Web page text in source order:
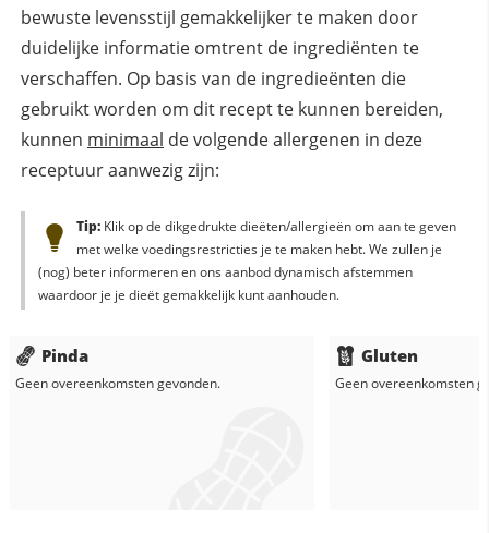
bewuste levensstijl gemakkelijker te maken door
duidelijke informatie omtrent de ingrediënten te
verschaffen. Op basis van de ingredieënten die
gebruikt worden om dit recept te kunnen bereiden,
kunnen minimaal de volgende allergenen in deze
receptuur aanwezig zijn:
Tip:Klik op de dikgedrukte dieëten/allergieën om aan te geven
met welke voedingsrestricties je te maken hebt. We zullen je
(nog) beter informeren en ons aanbod dynamisch afstemmen
waardoor je je dieët gemakkelijk kunt aanhouden.
Pinda
Geen overeenkomsten gevonden.
Gluten
Geen overeenkomsten